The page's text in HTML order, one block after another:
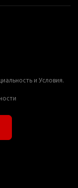
и Условия.